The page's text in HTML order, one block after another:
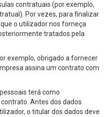
contratuais (por exemplo,
Por vezes, para finalizar
o utilizador nos forneça
tratados pela
exemplo, obrigado a fornecer
assina um contrato com
terá como
Antes dos dados
o titular dos dados deve